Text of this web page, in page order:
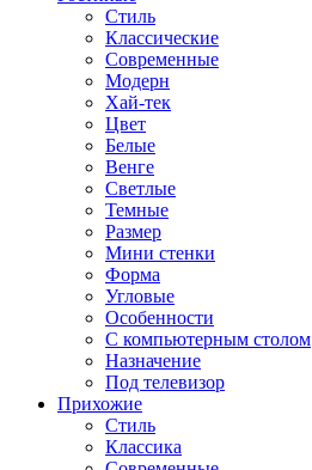
Стиль
Классические
Современные
Модерн
Хай-тек
Цвет
Белые
Венге
Светлые
Темные
Размер
Мини стенки
Форма
Угловые
Особенности
С компьютерным столом
Назначение
Под телевизор
Прихожие
Стиль
Классика